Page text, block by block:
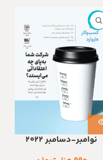
ناموجود
نوامبر-دسامبر 2022